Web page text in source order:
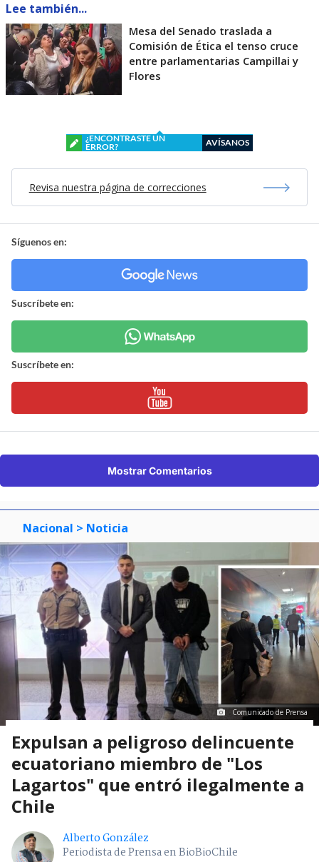
Lee también...
Mesa del Senado traslada a
Comisión de Ética el tenso cruce
entre parlamentarias Campillai y
Flores
¿ENCONTRASTE UN
ERROR?
AVÍSANOS
Revisa nuestra página de correcciones
Síguenos en:
Suscríbete en:
Suscríbete en:
Mostrar Comentarios
Nacional > Noticia
Comunicado de Prensa
Expulsan a peligroso delincuente
ecuatoriano miembro de "Los
Lagartos" que entró ilegalmente a
Chile
Alberto González
Periodista de Prensa en BioBioChile